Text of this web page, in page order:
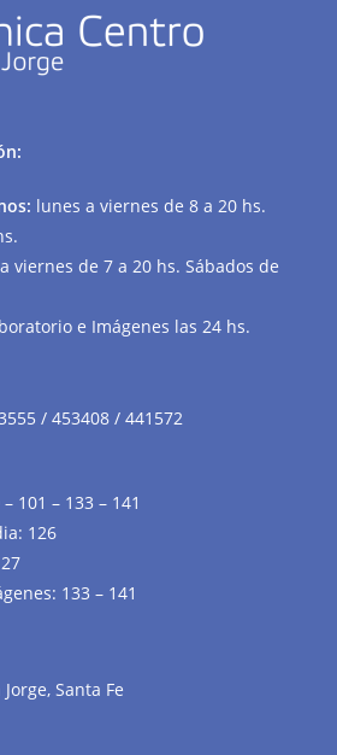
lunes a viernes de 8 a 20 hs.
viernes de 7 a 20 hs. Sábados de
e Imágenes las 24 hs.
/ 453408 / 441572
101 – 133 – 141
126
133 – 141
Santa Fe